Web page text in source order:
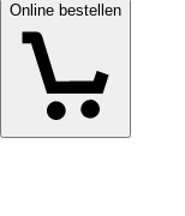
Online bestellen